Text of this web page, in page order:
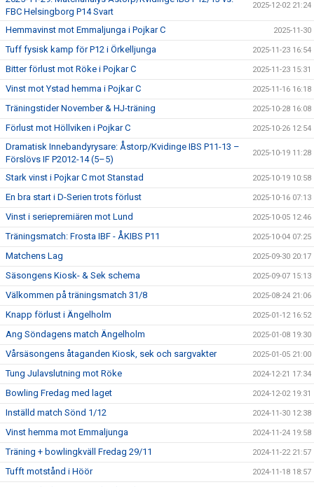
FBC Helsingborg P14 Svart
2025-12-02 21:24
Hemmavinst mot Emmaljunga i Pojkar C 2025-11-30
Tuff fysisk kamp för P12 i Örkelljunga 2025-11-23 16:54
Bitter förlust mot Röke i Pojkar C 2025-11-23 15:31
Vinst mot Ystad hemma i Pojkar C 2025-11-16 16:18
Träningstider November & HJ-träning 2025-10-28 16:08
Förlust mot Höllviken i Pojkar C 2025-10-26 12:54
Dramatisk Innebandyrysare: Åstorp/Kvidinge IBS P11-13 –
Förslövs IF P2012-14 (5–5)
2025-10-19 11:28
Stark vinst i Pojkar C mot Stanstad 2025-10-19 10:58
En bra start i D-Serien trots förlust 2025-10-16 07:13
Vinst i seriepremiären mot Lund 2025-10-05 12:46
Träningsmatch: Frosta IBF - ÅKIBS P11 2025-10-04 07:25
Matchens Lag 2025-09-30 20:17
Säsongens Kiosk- & Sek schema 2025-09-07 15:13
Välkommen på träningsmatch 31/8 2025-08-24 21:06
Knapp förlust i Ängelholm 2025-01-12 16:52
Ang Söndagens match Ängelholm 2025-01-08 19:30
Vårsäsongens åtaganden Kiosk, sek och sargvakter 2025-01-05 21:00
Tung Julavslutning mot Röke 2024-12-21 17:34
Bowling Fredag med laget 2024-12-02 19:31
Inställd match Sönd 1/12 2024-11-30 12:38
Vinst hemma mot Emmaljunga 2024-11-24 19:58
Träning + bowlingkväll Fredag 29/11 2024-11-22 21:57
Tufft motstånd i Höör 2024-11-18 18:57